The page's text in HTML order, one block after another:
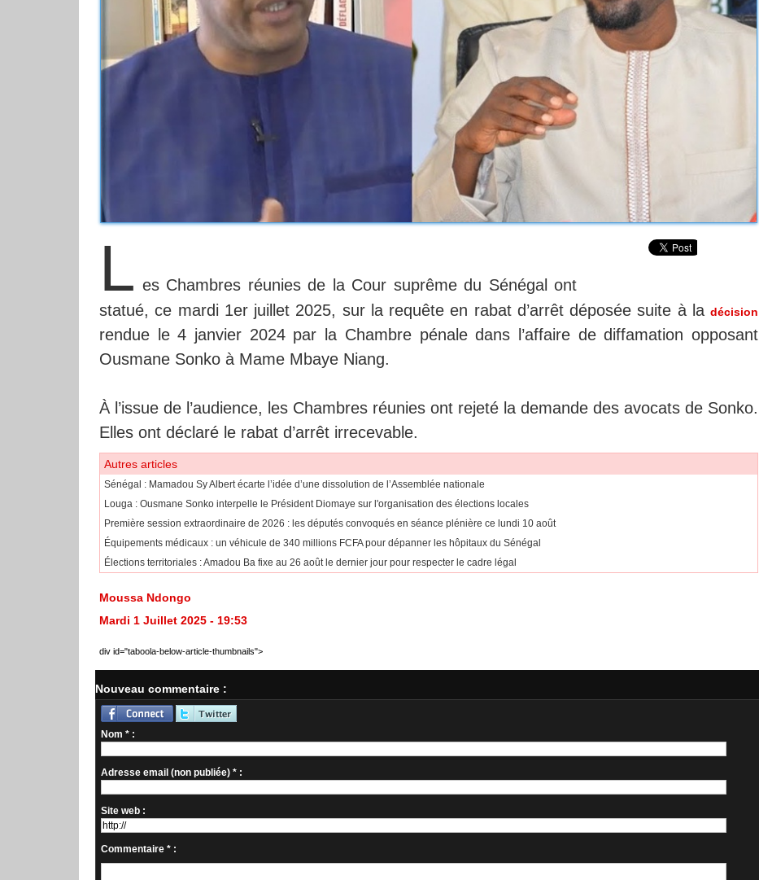
L es Chambres réunies de la Cour suprême du Sénégal ont
statué, ce mardi 1er juillet 2025, sur la requête en rabat d’arrêt déposée suite à la décision
rendue le 4 janvier 2024 par la Chambre pénale dans l’affaire de diffamation opposant
Ousmane Sonko à Mame Mbaye Niang.
À l’issue de l’audience, les Chambres réunies ont rejeté la demande des avocats de Sonko.
Elles ont déclaré le rabat d’arrêt irrecevable.
Autres articles
Sénégal : Mamadou Sy Albert écarte l’idée d’une dissolution de l’Assemblée nationale
Louga : Ousmane Sonko interpelle le Président Diomaye sur l'organisation des élections locales
Première session extraordinaire de 2026 : les députés convoqués en séance plénière ce lundi 10 août
Équipements médicaux : un véhicule de 340 millions FCFA pour dépanner les hôpitaux du Sénégal
Élections territoriales : Amadou Ba fixe au 26 août le dernier jour pour respecter le cadre légal
Moussa Ndongo
Mardi 1 Juillet 2025 - 19:53
div id="taboola-below-article-thumbnails">
Nouveau commentaire :
Nom * :
Adresse email (non publiée) * :
Site web :
Commentaire * :